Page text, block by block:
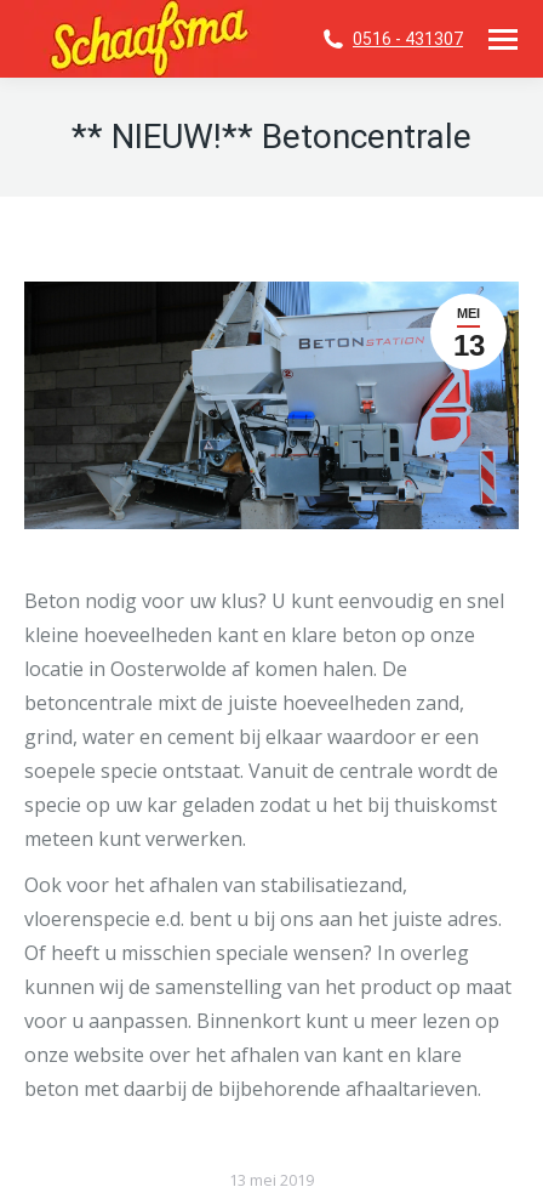
0516 - 431307
** NIEUW!** Betoncentrale
MEI
13
Beton nodig voor uw klus? U kunt eenvoudig en snel
kleine hoeveelheden kant en klare beton op onze
locatie in Oosterwolde af komen halen. De
betoncentrale mixt de juiste hoeveelheden zand,
grind, water en cement bij elkaar waardoor er een
soepele specie ontstaat. Vanuit de centrale wordt de
specie op uw kar geladen zodat u het bij thuiskomst
meteen kunt verwerken.
Ook voor het afhalen van stabilisatiezand,
vloerenspecie e.d. bent u bij ons aan het juiste adres.
Of heeft u misschien speciale wensen? In overleg
kunnen wij de samenstelling van het product op maat
voor u aanpassen. Binnenkort kunt u meer lezen op
onze website over het afhalen van kant en klare
beton met daarbij de bijbehorende afhaaltarieven.
13 mei 2019